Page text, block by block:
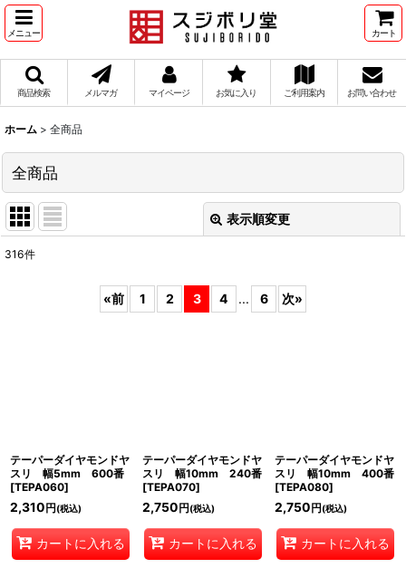
メニュー カート
商品検索 メルマガ マイページ お気に入り ご利用案内 お問い合わせ
ホーム > 全商品
全商品
表示順変更
316件
«前 1 2 3 4 ... 6 次»
テーパーダイヤモンドヤ
スリ 幅5mm 600番
[TEPA060]
2,310 円 (税込)
カートに入れる
テーパーダイヤモンドヤ
スリ 幅10mm 240番
[TEPA070]
2,750 円 (税込)
カートに入れる
テーパーダイヤモンドヤ
スリ 幅10mm 400番
[TEPA080]
2,750 円 (税込)
カートに入れる